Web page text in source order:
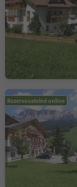
Rezervovatelné online